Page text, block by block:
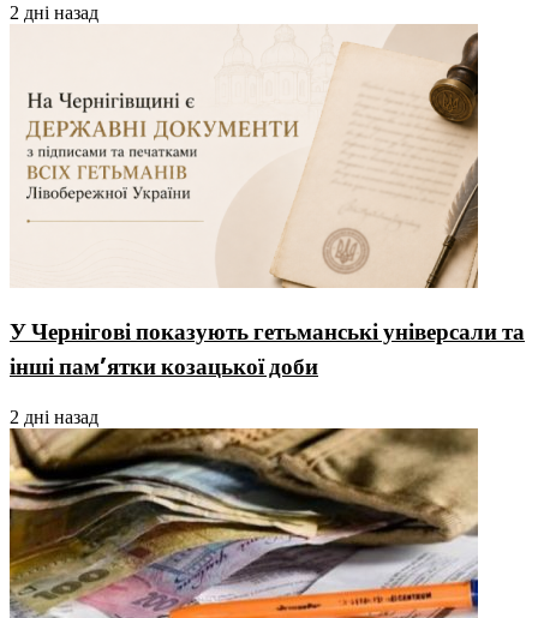
2 дні назад
У Чернігові показують гетьманські універсали та
інші пам’ятки козацької доби
2 дні назад